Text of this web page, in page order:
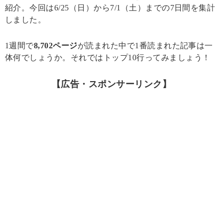
紹介。今回は6/25（日）から7/1（土）までの7日間を集計
しました。
1週間で8,702ページが読まれた中で1番読まれた記事は一
体何でしょうか。それではトップ10行ってみましょう！
【広告・スポンサーリンク】